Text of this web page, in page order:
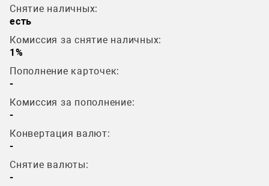
Снятие наличных:
есть
Комиссия за снятие наличных:
1%
Пополнение карточек:
-
Комиссия за пополнение:
-
Конвертация валют:
-
Снятие валюты:
-